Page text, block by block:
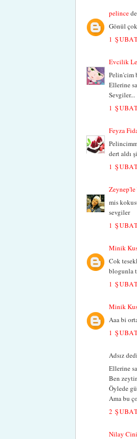
pelince
Gönül
1
Evcilik
Pelin'cim
Ellerine
Sevgiler...
1
Feyza
dert aldı
1
mis
sevgiler
1
Minik
Cok
blogunla
1
Minik
Aaa bi
1
Adsız
Ellerine
Ben
Öylede
Ama bu
2
Nilay